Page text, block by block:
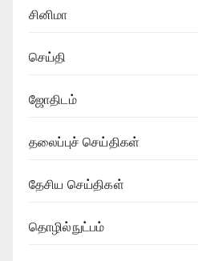
சினிமா
செய்தி
ஜோதிடம்
தலைப்புச் செய்திகள்
தேசிய செய்திகள்
தொழில்நுட்பம்